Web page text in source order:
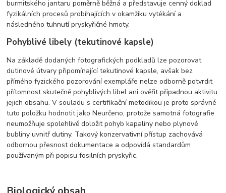
burmitského jantaru poměrně běžná a představuje cenný doklad
fyzikálních procesů probíhajících v okamžiku vytékání a
následného tuhnutí pryskyřičné hmoty.
Pohyblivé libely (tekutinové kapsle)
Na základě dodaných fotografických podkladů lze pozorovat
dutinové útvary připomínající tekutinové kapsle, avšak bez
přímého fyzického pozorování exempláře nelze odborně potvrdit
přítomnost skutečně pohyblivých libel ani ověřit případnou aktivitu
jejich obsahu. V souladu s certifikační metodikou je proto správné
tuto položku hodnotit jako Neurčeno, protože samotná fotografie
neumožňuje spolehlivě doložit pohyb kapaliny nebo plynové
bubliny uvnitř dutiny. Takový konzervativní přístup zachovává
odbornou přesnost dokumentace a odpovídá standardům
používaným při popisu fosilních pryskyřic.